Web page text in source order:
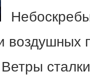
воздушных